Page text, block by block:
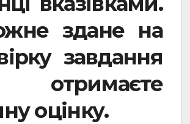
здане на
завдання
оцінку.